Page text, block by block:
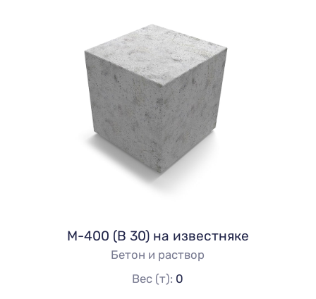
М-400 (В 30) на известняке
Бетон и раствор
Вес (т): 0